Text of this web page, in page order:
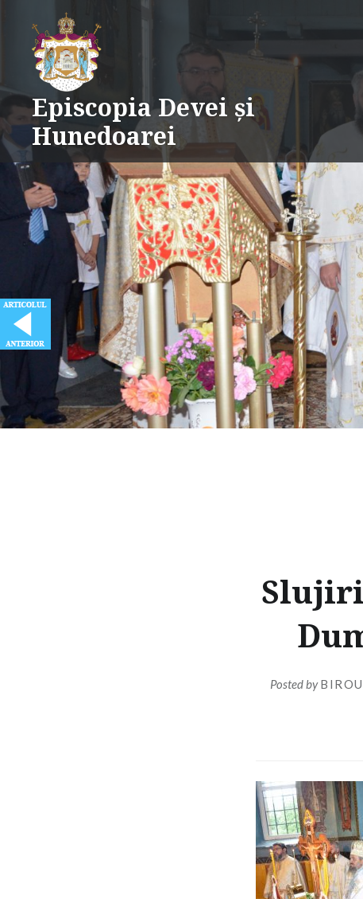
content
Episcopia Devei și
Hunedoarei
Posted by